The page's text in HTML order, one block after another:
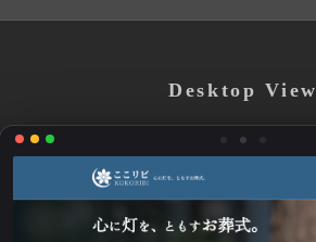
Desktop View